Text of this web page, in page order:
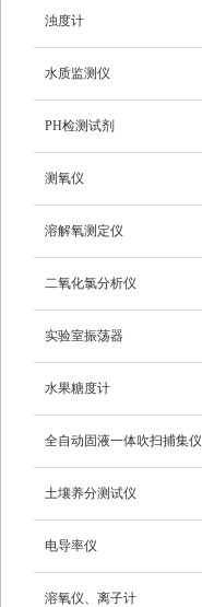
浊度计
水质监测仪
PH检测试剂
测氧仪
溶解氧测定仪
二氧化氯分析仪
实验室振荡器
水果糖度计
全自动固液一体吹扫捕集仪
土壤养分测试仪
电导率仪
溶氧仪、离子计